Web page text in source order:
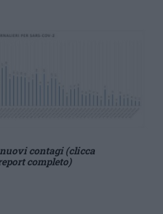
contagi (clicca
completo)